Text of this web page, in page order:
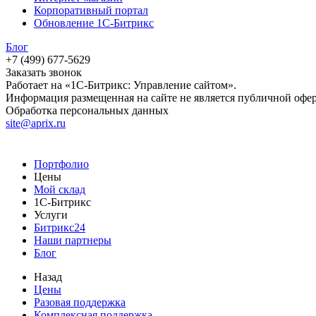
Корпоративный портал
Обновление 1С-Битрикс
Блог
+7 (499) 677-5629
Заказать звонок
Работает на «1С-Битрикс: Управление сайтом».
Информация размещенная на сайте не является публичной
Обработка персональных данных
site@aprix.ru
Портфолио
Цены
Мой склад
1С-Битрикс
Услуги
Битрикс24
Наши партнеры
Блог
Назад
Цены
Разовая поддержка